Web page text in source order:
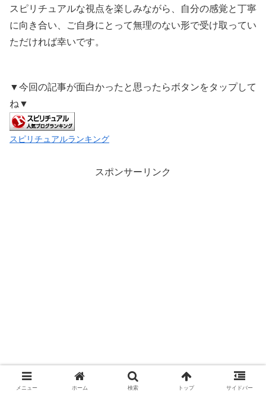
スピリチュアルな視点を楽しみながら、自分の感覚と丁寧
に向き合い、ご自身にとって無理のない形で受け取ってい
ただければ幸いです。
▼今回の記事が面白かったと思ったらボタンをタップして
ね▼
スピリチュアルランキング
スポンサーリンク
メニュー ホーム 検索 トップ サイドバー